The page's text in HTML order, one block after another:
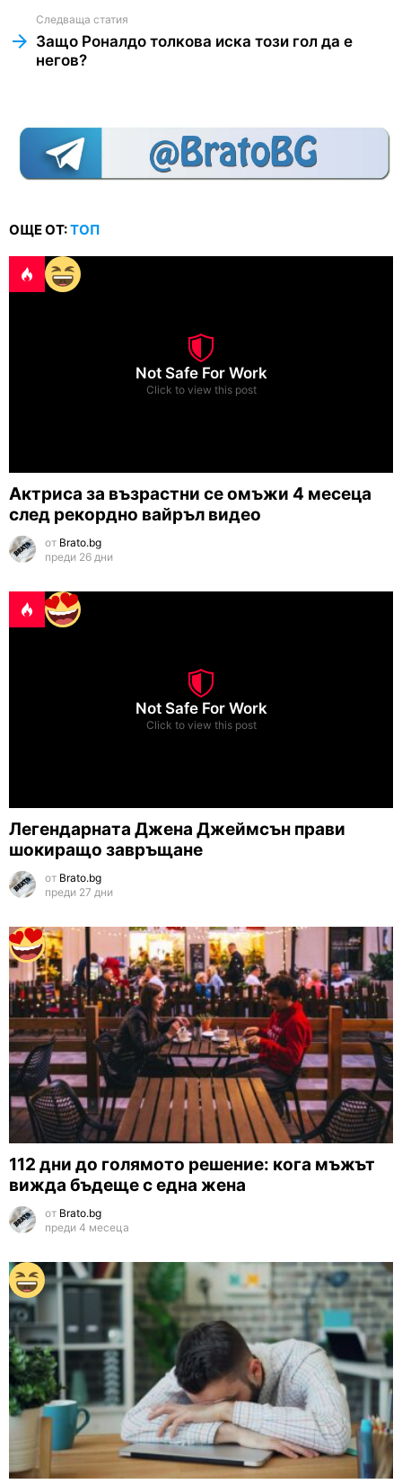
Следваща статия
Защо Роналдо толкова иска този гол да е
негов?
ОЩЕ ОТ:ТОП
Not Safe For Work
Click to view this post
Актриса за възрастни се омъжи 4 месеца
след рекордно вайръл видео
от Brato.bg
преди 26 дни
Not Safe For Work
Click to view this post
Легендарната Джена Джеймсън прави
шокиращо завръщане
от Brato.bg
преди 27 дни
112 дни до голямото решение: кога мъжът
вижда бъдеще с една жена
от Brato.bg
преди 4 месеца